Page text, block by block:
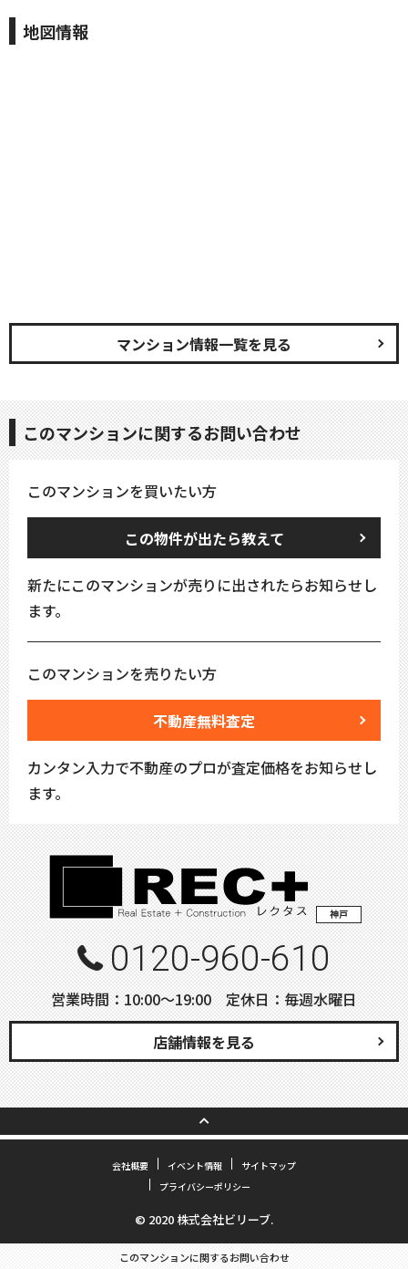
地図情報
マンション情報一覧を見る
このマンションに関するお問い合わせ
このマンションを買いたい方
この物件が出たら教えて
新たにこのマンションが売りに出されたらお知らせし
ます。
このマンションを売りたい方
不動産無料査定
カンタン入力で不動産のプロが査定価格をお知らせし
ます。
神戸
0120-960-610
営業時間：10:00〜19:00 定休日：毎週水曜日
店舗情報を見る
会社概要 イベント情報
サイトマップ
プライバシーポリシー
© 2020 株式会社ビリーブ.
このマンションに関するお問い合わせ